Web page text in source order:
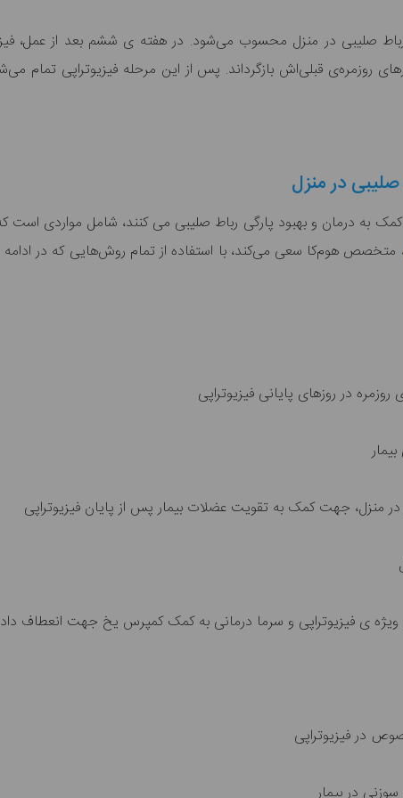
صلیبی در منزل محسوب می‌شود. در هفته ی ششم بعد از عمل،
روزمره‌ی قبلی‌اش باز‌گرداند. پس از این مرحله فیزیوتراپی تمام
در منزل
به درمان و بهبود پارگی رباط صلیبی می کنند، شامل مواردی است
متخصص هوم‌کا سعی می‌کند، با استفاده از تمام روش‌هایی که در ادامه
در روز‌های پایانی فیزیوتراپی
در منزل، جهت کمک به تقویت عضلات بیمار پس از پایان فیزیوتراپی
ی فیزیوتراپی و سرما درمانی به کمک کمپرس یخ جهت انعطاف
در فیزیوتراپی
در بیمار